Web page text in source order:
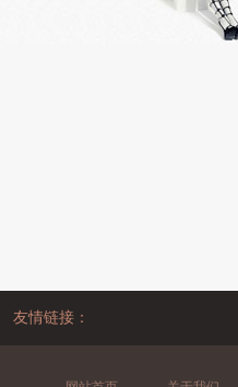
友情链接：